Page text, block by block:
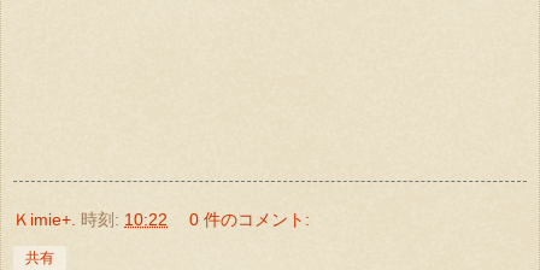
Ｋimie+. 時刻: 10:22 0 件のコメント:
共有